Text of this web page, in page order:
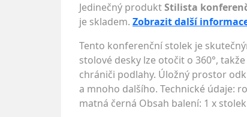
Jedinečný produktStilista
je skladem. Zobrazit další
Tento konferenční stolek je
stolové desky lze otočit o 360°,
chrániči podlahy. Úložný prostor
a mnoho dalšího. Technické údaje:
matná černá Obsah balení: 1 x